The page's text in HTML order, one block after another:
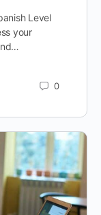
Level
your
0